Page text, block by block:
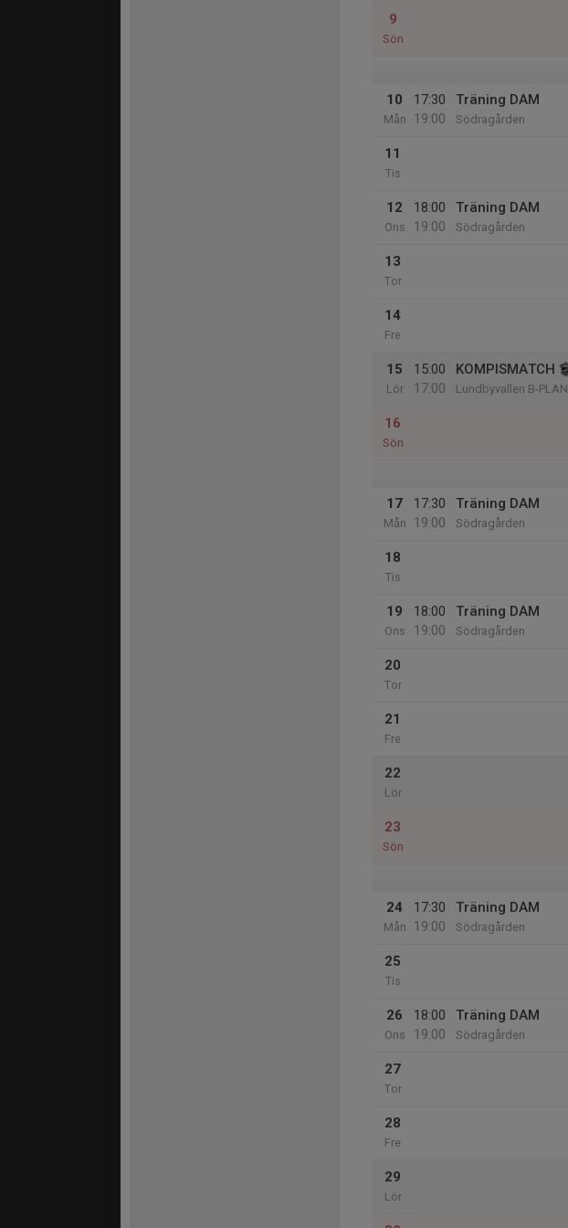
9
Sön
10
Mån
17:30
19:00
Träning DAM
Södragården
11
Tis
12
Ons
18:00
19:00
Träning DAM
Södragården
13
Tor
14
Fre
15
Lör
15:00
17:00
KOMPISMATCH
Lundbyvallen B-PLAN
16
Sön
17
Mån
17:30
19:00
Träning DAM
Södragården
18
Tis
19
Ons
18:00
19:00
Träning DAM
Södragården
20
Tor
21
Fre
22
Lör
23
Sön
24
Mån
17:30
19:00
Träning DAM
Södragården
25
Tis
26
Ons
18:00
19:00
Träning DAM
Södragården
27
Tor
28
Fre
29
Lör